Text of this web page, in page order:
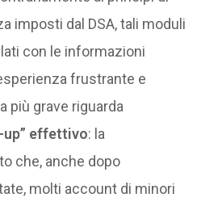
imposti dal DSA, tali moduli
con le informazioni
frustrante e
più grave riguarda
up” effettivo: la
che, anche dopo
molti account di minori